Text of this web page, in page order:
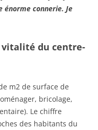
énorme connerie. Je
vitalité du centre-
m2 de surface de
bricolage,
Le chiffre
des habitants du